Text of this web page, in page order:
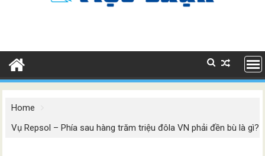
Home
Vụ Repsol – Phía sau hàng trăm triệu đôla VN phải đền bù là gì?